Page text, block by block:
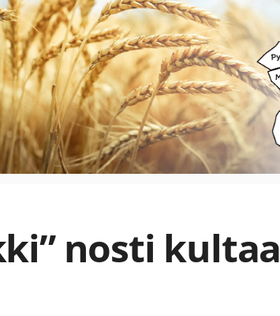
nosti kultaa